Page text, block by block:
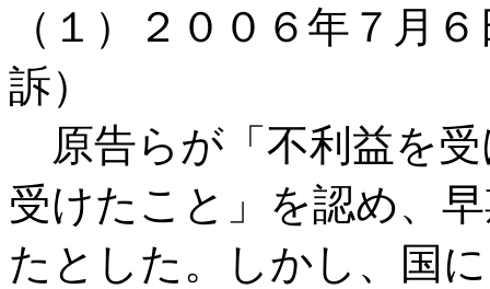
（１）２００６年７月
訴）
原告らが「不利益を
受けたこと」を認め、
たとした。しかし、国